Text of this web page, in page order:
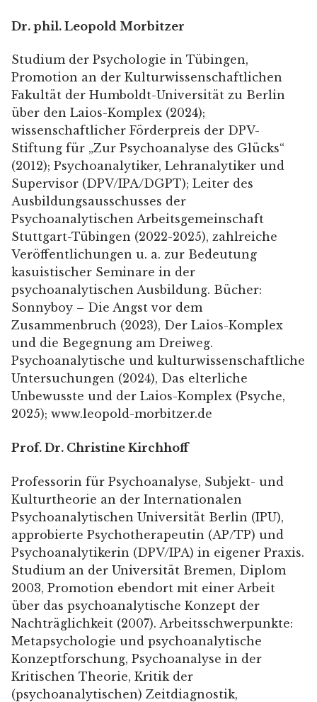
Dr. phil. Leopold Morbitzer
Studium der Psychologie in Tübingen,
Promotion an der Kulturwissenschaftlichen
Fakultät der Humboldt-Universität zu Berlin
über den Laios-Komplex (2024);
wissenschaftlicher Förderpreis der DPV-
Stiftung für „Zur Psychoanalyse des Glücks“
(2012); Psychoanalytiker, Lehranalytiker und
Supervisor (DPV/IPA/DGPT); Leiter des
Ausbildungsausschusses der
Psychoanalytischen Arbeitsgemeinschaft
Stuttgart-Tübingen (2022-2025), zahlreiche
Veröffentlichungen u. a. zur Bedeutung
kasuistischer Seminare in der
psychoanalytischen Ausbildung. Bücher:
Sonnyboy – Die Angst vor dem
Zusammenbruch (2023), Der Laios-Komplex
und die Begegnung am Dreiweg.
Psychoanalytische und kulturwissenschaftliche
Untersuchungen (2024), Das elterliche
Unbewusste und der Laios-Komplex (Psyche,
2025); www.leopold-morbitzer.de
Prof. Dr. Christine Kirchhoff
Professorin für Psychoanalyse, Subjekt- und
Kulturtheorie an der Internationalen
Psychoanalytischen Universität Berlin (IPU),
approbierte Psychotherapeutin (AP/TP) und
Psychoanalytikerin (DPV/IPA) in eigener Praxis.
Studium an der Universität Bremen, Diplom
2003, Promotion ebendort mit einer Arbeit
über das psychoanalytische Konzept der
Nachträglichkeit (2007). Arbeitsschwerpunkte:
Metapsychologie und psychoanalytische
Konzeptforschung, Psychoanalyse in der
Kritischen Theorie, Kritik der
(psychoanalytischen) Zeitdiagnostik,